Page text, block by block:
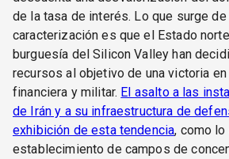
de la tasa de interés. Lo que surge
caracterización es que el Estado
burguesía del Silicon Valley han
recursos al objetivo de una victoria
financiera y militar. El asalto a las
de Irán y a su infraestructura de
exhibición de esta tendencia, como
establecimiento de campos de